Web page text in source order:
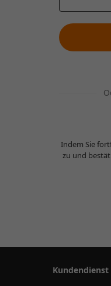
Indem Sie
zu und
Kundendienst